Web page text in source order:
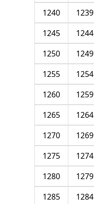
1239
1240
1244
1245
1249
1250
1254
1255
1259
1260
1264
1265
1269
1270
1274
1275
1279
1280
1284
1285